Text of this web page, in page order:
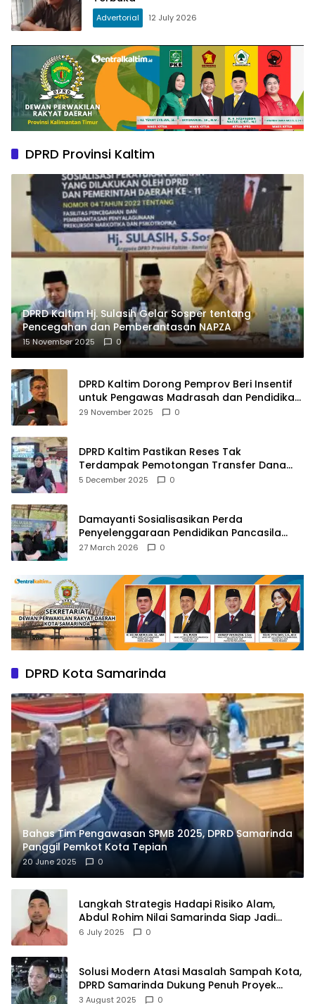
Advertorial 12 July 2026
DPRD Provinsi Kaltim
DPRD Kaltim Hj. Sulasih Gelar Sosper tentang
Pencegahan dan Pemberantasan NAPZA
15 November 2025 0
DPRD Kaltim Dorong Pemprov Beri Insentif
untuk Pengawas Madrasah dan Pendidikan
Agama
29 November 2025 0
DPRD Kaltim Pastikan Reses Tak
Terdampak Pemotongan Transfer Dana
Pusat
5 December 2025 0
Damayanti Sosialisasikan Perda
Penyelenggaraan Pendidikan Pancasila
dan Wawasan Kebangsaan
27 March 2026 0
DPRD Kota Samarinda
Bahas Tim Pengawasan SPMB 2025, DPRD Samarinda
Panggil Pemkot Kota Tepian
20 June 2025 0
Langkah Strategis Hadapi Risiko Alam,
Abdul Rohim Nilai Samarinda Siap Jadi
Pusat Logistik Bencana Kalimantan
6 July 2025 0
Solusi Modern Atasi Masalah Sampah Kota,
DPRD Samarinda Dukung Penuh Proyek
PLTSA
3 August 2025 0